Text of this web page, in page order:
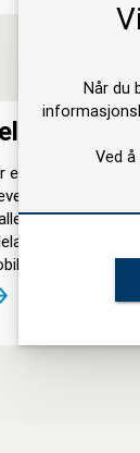
og
deler og
maskiner vi
på over
og Bergen.
Når du
Ved